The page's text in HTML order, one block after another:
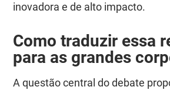
inovadora e de alto impacto.
Como traduzir essa
para as grandes
A questão central do debate